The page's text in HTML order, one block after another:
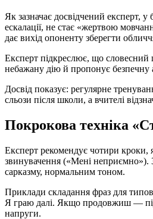
Як зазначає досвідчений експерт,
ескалації, не стає «жертвою
дає вихід опоненту зберегти
Експерт підкреслює, що словесний
небажану дію й пропонує безпечну
Досвід показує: регулярне
сльози після школи, а вчителі
Покрокова техніка
Експерт рекомендує чотири кроки,
звинувачення («Мені неприємно»).
сарказму, нормальним тоном.
Приклади складання фраз для
Я граю далі. Якщо продовжиш —
напруги.